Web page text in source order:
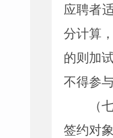
应聘者
分计算，
的则加
不得参
（
签约对象